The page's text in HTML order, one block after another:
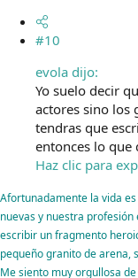
#10
evola dijo:
Yo suelo decir
actores sino los
tendras que
entonces lo que
Haz clic para
Afortunadamente la vida
nuevas y nuestra
escribir un fragmento
pequeño granito de arena,
Me siento muy orgullosa